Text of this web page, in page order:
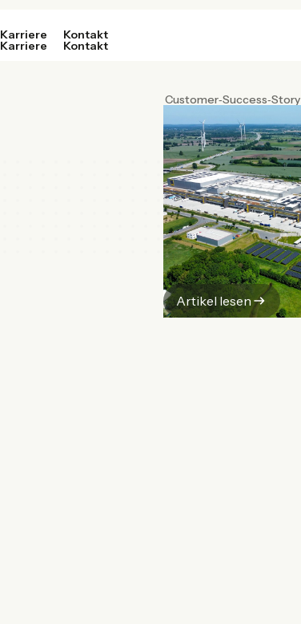
Karriere
Karriere
Kontakt
Kontakt
Customer‑Success‑Story
Artikel lesen